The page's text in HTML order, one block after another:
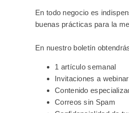
En todo negocio es
buenas prácticas para la
En nuestro boletín
1 artículo semanal
Invitaciones a
Contenido
Correos sin Spam